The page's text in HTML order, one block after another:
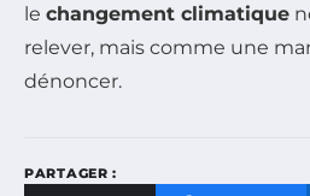
le changement climatique
relever, mais comme une
dénoncer.
PARTAGER :